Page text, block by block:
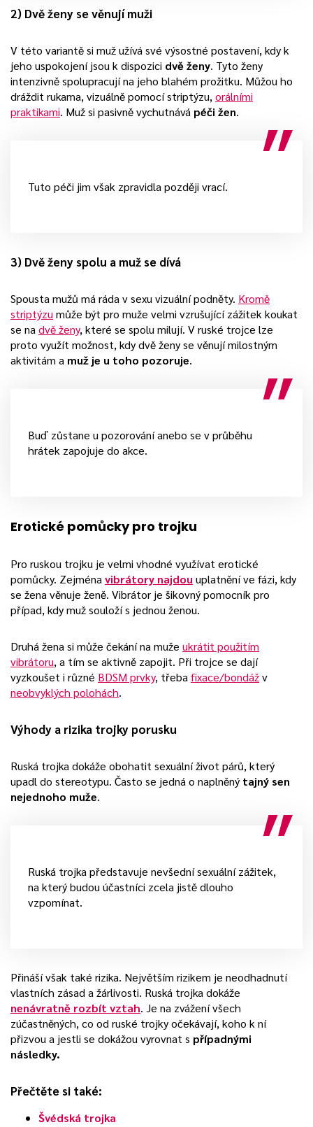
2) Dvě ženy se věnují muži
V této variantě si muž užívá své výsostné postavení, kdy k
jeho uspokojení jsou k dispozici dvě ženy. Tyto ženy
intenzivně spolupracují na jeho blahém prožitku. Můžou ho
dráždit rukama, vizuálně pomocí striptýzu, orálními
praktikami. Muž si pasivně vychutnává péči žen.
Tuto péči jim však zpravidla později vrací.
3) Dvě ženy spolu a muž se dívá
Spousta mužů má ráda v sexu vizuální podněty. Kromě
striptýzumůže být pro muže velmi vzrušující zážitek koukat
se na dvě ženy, které se spolu milují. V ruské trojce lze
proto využít možnost, kdy dvě ženy se věnují milostným
aktivitám a muž je u toho pozoruje.
Buď zůstane u pozorování anebo se v průběhu
hrátek zapojuje do akce.
Erotické pomůcky pro trojku
Pro ruskou trojku je velmi vhodné využívat erotické
pomůcky. Zejména vibrátory najdou uplatnění ve fázi, kdy
se žena věnuje ženě. Vibrátor je šikovný pomocník pro
případ, kdy muž souloží s jednou ženou.
Druhá žena si může čekání na muže ukrátit použitím
vibrátoru, a tím se aktivně zapojit. Při trojce se dají
vyzkoušet i různé BDSM prvky, třeba fixace/bondážv
neobvyklých polohách.
Výhody a rizika trojky porusku
Ruská trojka dokáže obohatit sexuální život párů, který
upadl do stereotypu. Často se jedná o naplněný tajný sen
nejednoho muže.
Ruská trojka představuje nevšední sexuální zážitek,
na který budou účastníci zcela jistě dlouho
vzpomínat.
Přináší však také rizika. Největším rizikem je neodhadnutí
vlastních zásad a žárlivosti. Ruská trojka dokáže
nenávratně rozbít vztah. Je na zvážení všech
zúčastněných, co od ruské trojky očekávají, koho k ní
přizvou a jestli se dokážou vyrovnat s případnými
následky.
Přečtěte si také:
Švédská trojka